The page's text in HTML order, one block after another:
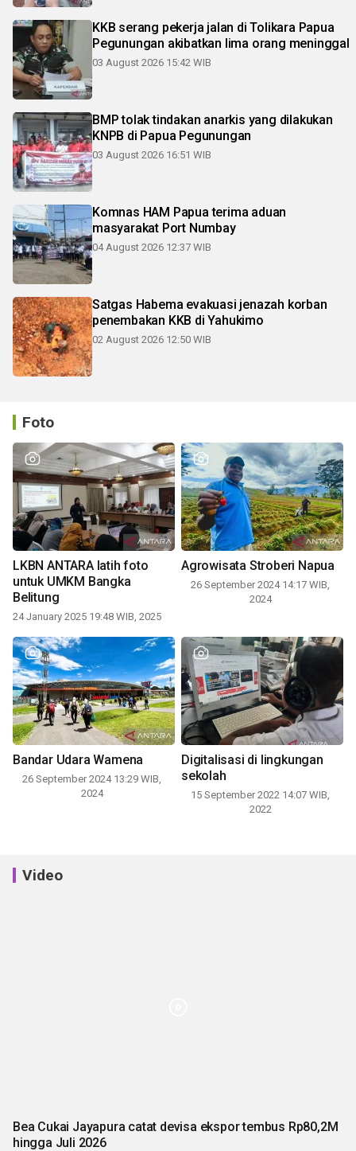
KKB serang pekerja jalan di Tolikara Papua
Pegunungan akibatkan lima orang meninggal
03 August 2026 15:42 WIB
BMP tolak tindakan anarkis yang dilakukan
KNPB di Papua Pegunungan
03 August 2026 16:51 WIB
Komnas HAM Papua terima aduan
masyarakat Port Numbay
04 August 2026 12:37 WIB
Satgas Habema evakuasi jenazah korban
penembakan KKB di Yahukimo
02 August 2026 12:50 WIB
Foto
LKBN ANTARA latih foto
untuk UMKM Bangka
Belitung
24 January 2025 19:48 WIB, 2025
Agrowisata Stroberi Napua
26 September 2024 14:17 WIB,
2024
Bandar Udara Wamena
26 September 2024 13:29 WIB,
2024
Digitalisasi di lingkungan
sekolah
15 September 2022 14:07 WIB,
2022
Video
Bea Cukai Jayapura catat devisa ekspor tembus Rp80,2M
hingga Juli 2026